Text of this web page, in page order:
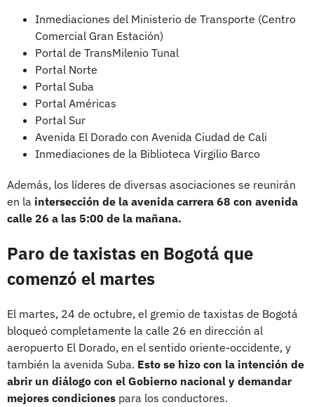
Inmediaciones del Ministerio de Transporte (Centro
Comercial Gran Estación)
Portal de TransMilenio Tunal
Portal Norte
Portal Suba
Portal Américas
Portal Sur
Avenida El Dorado con Avenida Ciudad de Cali
Inmediaciones de la Biblioteca Virgilio Barco
Además, los líderes de diversas asociaciones se reunirán
en la intersección de la avenida carrera 68 con avenida
calle 26 a las 5:00 de la mañana.
Paro de taxistas en Bogotá que
comenzó el martes
El martes, 24 de octubre, el gremio de taxistas de Bogotá
bloqueó completamente la calle 26 en dirección al
aeropuerto El Dorado, en el sentido oriente-occidente, y
también la avenida Suba. Esto se hizo con la intención de
abrir un diálogo con el Gobierno nacional y demandar
mejores condiciones para los conductores.